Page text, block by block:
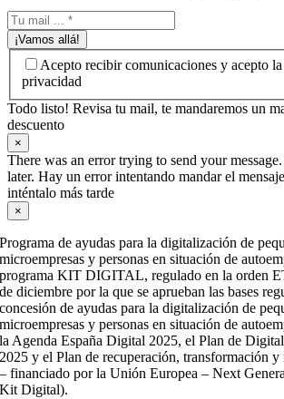
¡Vamos allá!
Acepto recibir comunicaciones y acepto
privacidad
Todo listo! Revisa tu mail, te mandaremos un
descuento
×
There was an error trying to send your
later. Hay un error intentando mandar el
inténtalo más tarde
×
Programa de ayudas para la digitalización de
microempresas y personas en situación de
programa KIT DIGITAL, regulado en la orden
de diciembre por la que se aprueban las bases
concesión de ayudas para la digitalización de
microempresas y personas en situación de
la Agenda España Digital 2025, el Plan de
2025 y el Plan de recuperación, transformación y
– financiado por la Unión Europea – Next
Kit Digital).